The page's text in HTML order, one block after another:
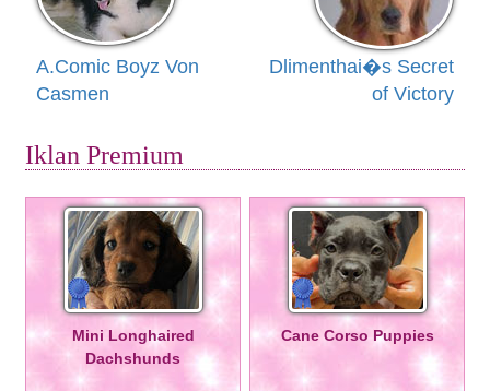
A.Comic Boyz Von
Casmen
Dlimenthai�s Secret
of Victory
Iklan Premium
Mini Longhaired
Dachshunds
Cane Corso Puppies